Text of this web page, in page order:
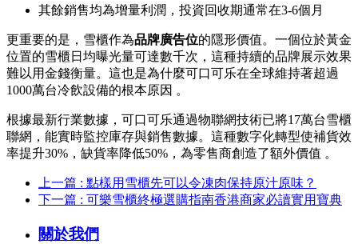
其餘銷售均為增量利潤，投資回收期通常在3-6個月
更重要的是，雪櫃作為品牌廣告位的隱形價值。一個位於黃金
位置的雪櫃日均曝光量可達數千次，這種持續的品牌展示效果
難以用金錢衡量。這也是為什麼可口可乐在全球維持著超過
1000萬台冷飲設備的根本原因 。
根據最新行業數據，可口可乐通過物聯網技術已將17萬台雪櫃
聯網，能實時監控庫存與銷售數據。這種數字化轉型使補貨效
率提升30%，缺貨率降低50%，為零售商創造了額外價值 。
上一篇 : 點樣用雪櫃先可以令凍肉保持原汁原味？
下一篇 : 可樂雪櫃終極選購指南香港商家必讀實用寶典
關於我們